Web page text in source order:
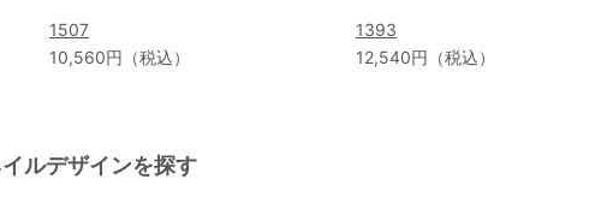
1507
10,560円（税込）
1393
12,540円（税込）
ルデザインを探す